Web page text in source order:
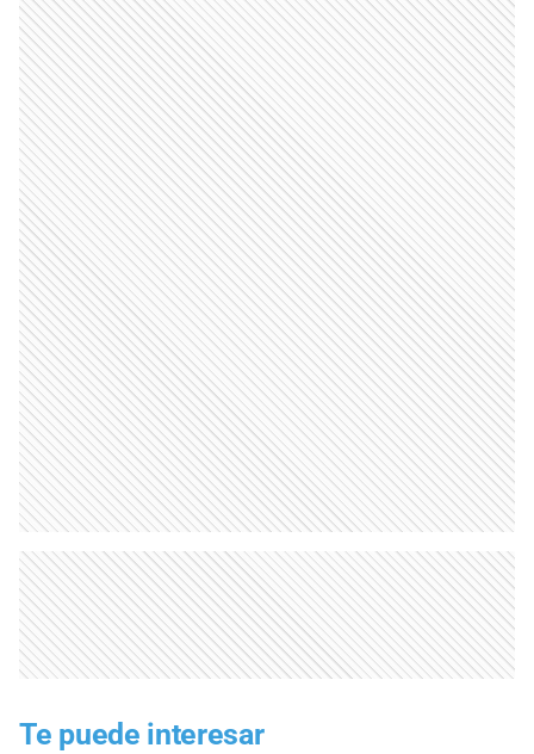
Te puede interesar